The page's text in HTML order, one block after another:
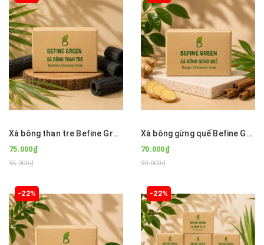
Xà bông than tre Befine Green
75.000₫
95.000₫
Xà bông gừng quế Befine Green
70.000₫
90.000₫
-22% -22%